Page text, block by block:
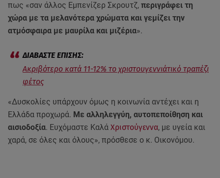
πως «σαν άλλος Εμπενίζερ Σκρουτζ, περιγράφει τη
χώρα με τα μελανότερα χρώματα και γεμίζει την
ατμόσφαιρα με μαυρίλα και μιζέρια».
Ακριβότερο κατά 11-12% το χριστουγεννιάτικό τραπέζι
φέτος
«Δυσκολίες υπάρχουν όμως η κοινωνία αντέχει και η
Ελλάδα προχωρά. Με αλληλεγγύη, αυτοπεποίθηση και
αισιοδοξία. Ευχόμαστε Καλά Χριστούγεννα, με υγεία και
χαρά, σε όλες και όλους», πρόσθεσε ο κ. Οικονόμου.